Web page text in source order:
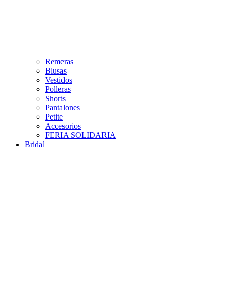
Remeras
Blusas
Vestidos
Polleras
Shorts
Pantalones
Petite
Accesorios
FERIA SOLIDARIA
Bridal